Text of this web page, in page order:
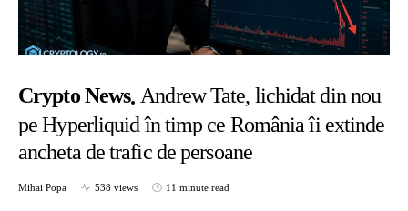
Crypto News Andrew Tate, lichidat din nou
pe Hyperliquid în timp ce România îi extinde
ancheta de trafic de persoane
Mihai Popa 538 views 11 minute read